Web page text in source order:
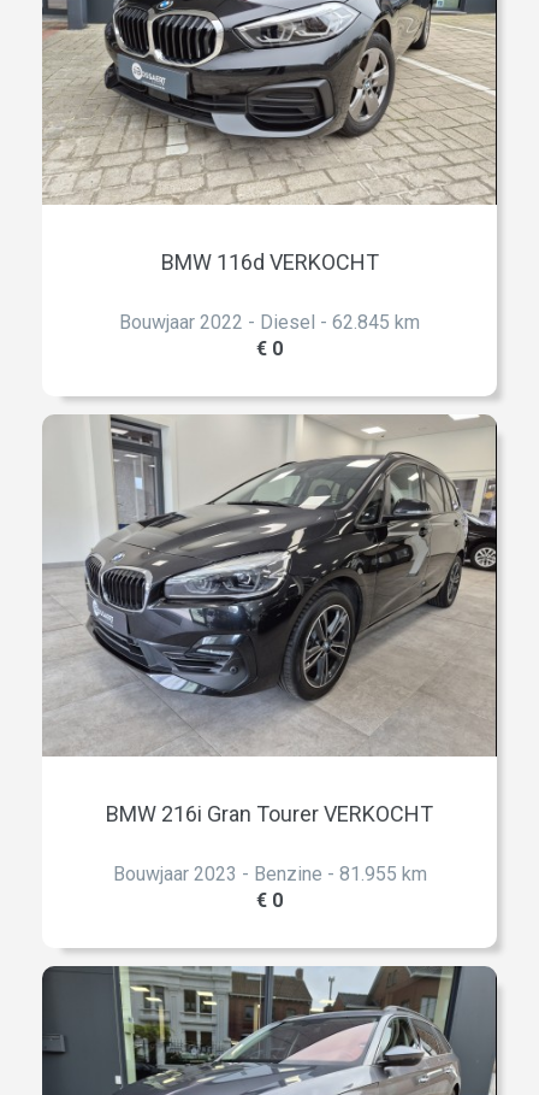
BMW 116d VERKOCHT
Bouwjaar 2022 - Diesel - 62.845 km
€ 0
BMW 216i Gran Tourer VERKOCHT
Bouwjaar 2023 - Benzine - 81.955 km
€ 0